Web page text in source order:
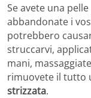
Se avete una
abbandonate i
potrebbero
struccarvi,
mani,
rimuovete il tutto
strizzata.